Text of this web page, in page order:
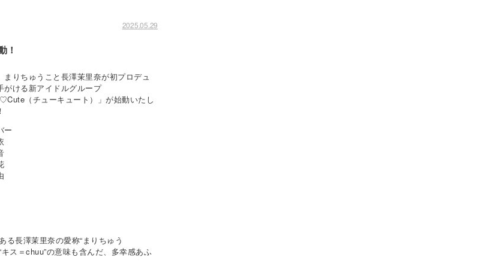
2025.05.29
！
まりちゅうこと長澤茉里奈が初プロデュ
がける新アイドルグループ
（チューキュート）」が始動いたし
ー
る長澤茉里奈の愛称“まりちゅう
ス＝chuu”の意味も含んだ、多幸感あふ